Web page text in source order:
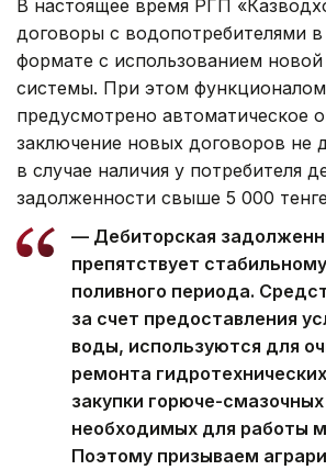
В настоящее время РГП
договоры с водопотребителями
формате с использованием
системы. При этом
предусмотрено автоматическое
заключение новых договоров не
в случае наличия у потребителя
задолженности свыше 5 000
— Дебиторская
препятствует
поливного периода.
за счет предоставления
воды, используются для
ремонта
закупки горюче-
необходимых для работы
Поэтому призываем